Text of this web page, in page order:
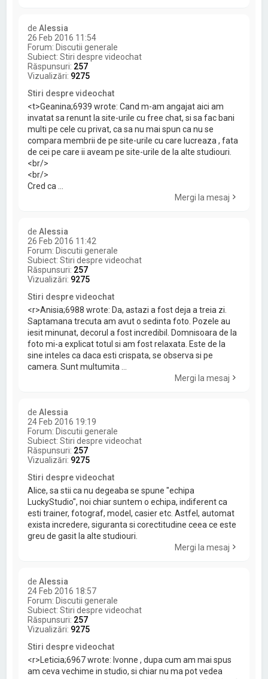
deAlessia
26 Feb 2016 11:54
Forum: Discutii generale
Subiect:Stiri despre videochat
Răspunsuri: 257
Vizualizări: 9275
Stiri despre videochat
<t>Geanina;6939 wrote: Cand m-am angajat aici am
invatat sa renunt la site-urile cu free chat, si sa fac bani
multi pe cele cu privat, ca sa nu mai spun ca nu se
compara membrii de pe site-urile cu care lucreaza , fata
de cei pe care ii aveam pe site-urile de la alte studiouri.
<br/>
<br/>
Cred ca ...
Mergi la mesaj
deAlessia
26 Feb 2016 11:42
Forum: Discutii generale
Subiect:Stiri despre videochat
Răspunsuri: 257
Vizualizări: 9275
Stiri despre videochat
<r>Anisia;6988 wrote: Da, astazi a fost deja a treia zi.
Saptamana trecuta am avut o sedinta foto. Pozele au
iesit minunat, decorul a fost incredibil. Domnisoara de la
foto mi-a explicat totul si am fost relaxata. Este de la
sine inteles ca daca esti crispata, se observa si pe
camera. Sunt multumita ...
Mergi la mesaj
deAlessia
24 Feb 2016 19:19
Forum: Discutii generale
Subiect:Stiri despre videochat
Răspunsuri: 257
Vizualizări: 9275
Stiri despre videochat
Alice, sa stii ca nu degeaba se spune "echipa
LuckyStudio", noi chiar suntem o echipa, indiferent ca
esti trainer, fotograf, model, casier etc. Astfel, automat
exista incredere, siguranta si corectitudine ceea ce este
greu de gasit la alte studiouri.
Mergi la mesaj
deAlessia
24 Feb 2016 18:57
Forum: Discutii generale
Subiect:Stiri despre videochat
Răspunsuri: 257
Vizualizări: 9275
Stiri despre videochat
<r>Leticia;6967 wrote: Ivonne , dupa cum am mai spus
am ceva vechime in studio, si chiar nu ma pot vedea